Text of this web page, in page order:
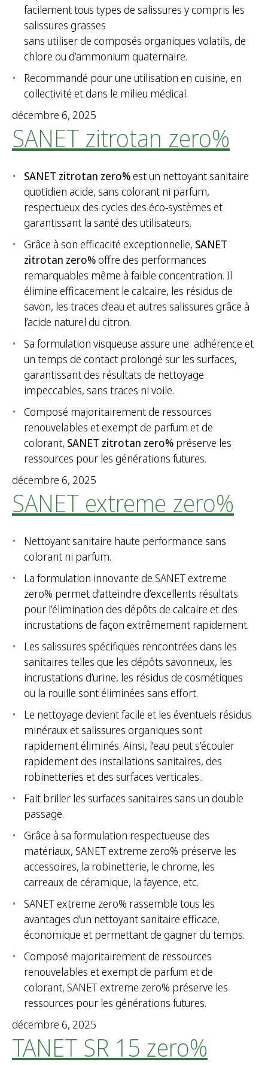
facilement tous types de salissures y compris les
salissures grasses
sans utiliser de composés organiques volatils, de
chlore ou d’ammonium quaternaire.
Recommandé pour une utilisation en cuisine, en
collectivité et dans le milieu médical.
décembre 6, 2025
SANET zitrotan zero%
SANET zitrotan zero% est un nettoyant sanitaire
quotidien acide, sans colorant ni parfum,
respectueux des cycles des éco-systèmes et
garantissant la santé des utilisateurs.
Grâce à son efficacité exceptionnelle, SANET
zitrotan zero%offre des performances
remarquables même à faible concentration. Il
élimine efficacement le calcaire, les résidus de
savon, les traces d’eau et autres salissures grâce à
l’acide naturel du citron.
Sa formulation visqueuse assure une adhérence et
un temps de contact prolongé sur les surfaces,
garantissant des résultats de nettoyage
impeccables, sans traces ni voile.
Composé majoritairement de ressources
renouvelables et exempt de parfum et de
colorant, SANET zitrotan zero% préserve les
ressources pour les générations futures.
décembre 6, 2025
SANET extreme zero%
Nettoyant sanitaire haute performance sans
colorant ni parfum.
La formulation innovante de SANET extreme
zero% permet d’atteindre d’excellents résultats
pour l’élimination des dépôts de calcaire et des
incrustations de façon extrêmement rapidement.
Les salissures spécifiques rencontrées dans les
sanitaires telles que les dépôts savonneux, les
incrustations d’urine, les résidus de cosmétiques
ou la rouille sont éliminées sans effort.
Le nettoyage devient facile et les éventuels résidus
minéraux et salissures organiques sont
rapidement éliminés. Ainsi, l’eau peut s’écouler
rapidement des installations sanitaires, des
robinetteries et des surfaces verticales..
Fait briller les surfaces sanitaires sans un double
passage.
Grâce à sa formulation respectueuse des
matériaux, SANET extreme zero% préserve les
accessoires, la robinetterie, le chrome, les
carreaux de céramique, la fayence, etc.
SANET extreme zero% rassemble tous les
avantages d’un nettoyant sanitaire efficace,
économique et permettant de gagner du temps.
Composé majoritairement de ressources
renouvelables et exempt de parfum et de
colorant, SANET extreme zero% préserve les
ressources pour les générations futures.
décembre 6, 2025
TANET SR 15 zero%